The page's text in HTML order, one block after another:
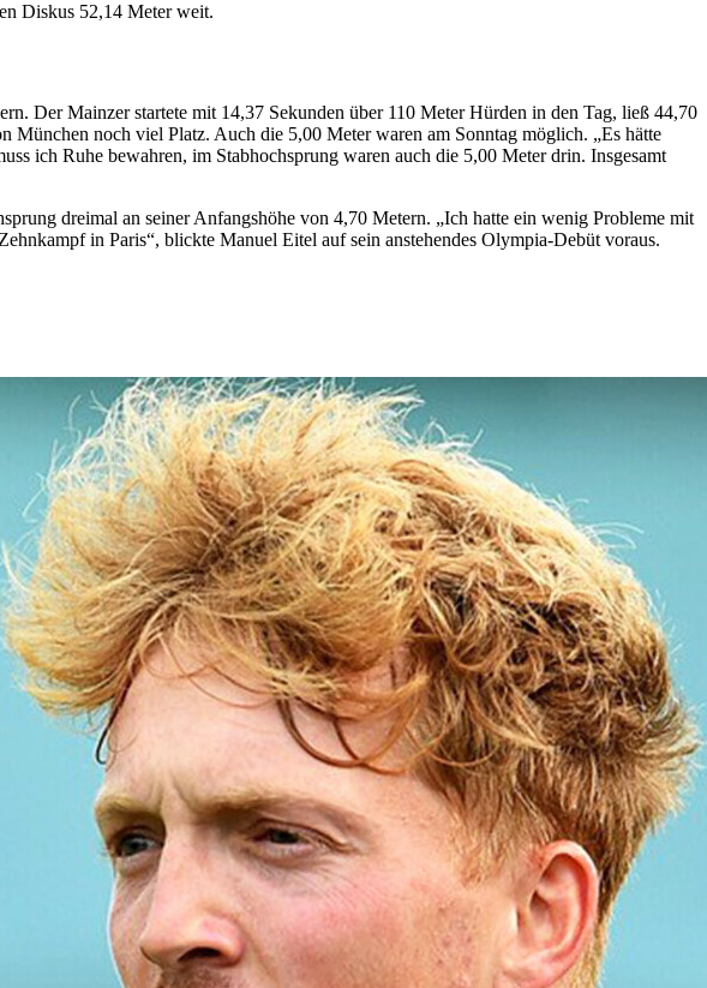
Diskus 52,14 Meter weit.
Der Mainzer startete mit 14,37 Sekunden über 110 Meter Hürden in den Tag, ließ 44,70
noch viel Platz. Auch die 5,00 Meter waren am Sonntag möglich. „Es hätte
ich Ruhe bewahren, im Stabhochsprung waren auch die 5,00 Meter drin. Insgesamt
dreimal an seiner Anfangshöhe von 4,70 Metern. „Ich hatte ein wenig Probleme mit
in Paris“, blickte Manuel Eitel auf sein anstehendes Olympia-Debüt voraus.